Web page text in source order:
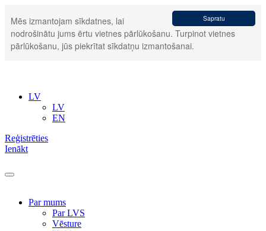
Sapratu
Mēs izmantojam sīkdatnes, lai
nodrošinātu jums ērtu vietnes pārlūkošanu. Turpinot vietnes
pārlūkošanu, jūs piekrītat sīkdatņu izmantošanai.
LV
LV
EN
Reģistrēties
Ienākt
Par mums
Par LVS
Vēsture